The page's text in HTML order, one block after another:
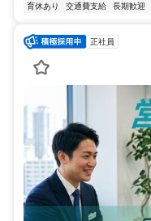
育休あり
交通費支給 長期歓迎
正社員